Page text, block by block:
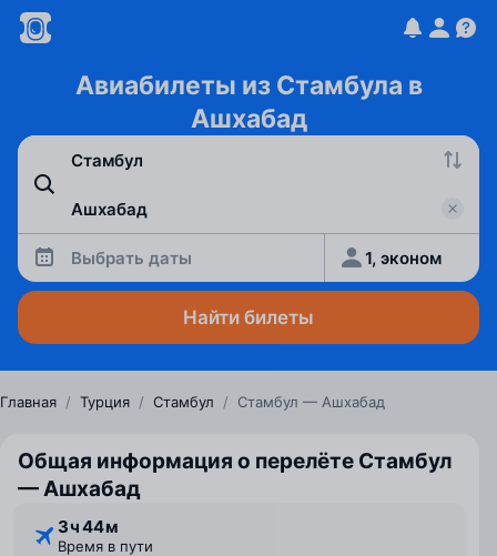
Авиабилеты из Стамбула в
Ашхабад
Выбрать даты 1, эконом
Найти билеты
Главная / Турция / Стамбул / Стамбул — Ашхабад
Общая информация о перелёте Стамбул
— Ашхабад
3 ⁠ч 44 ⁠м
Время в пути